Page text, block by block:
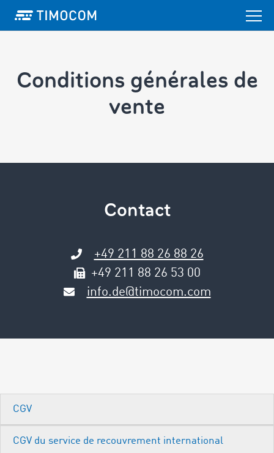
Conditions générales ­de
vente
Contact
+49 211 88 26 88 26
+49 211 88 26 53 00
info.de@timocom.com
CGV
CGV du service de recouvrement international